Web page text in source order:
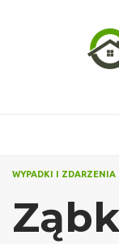
WYPADKI I ZDARZENIA